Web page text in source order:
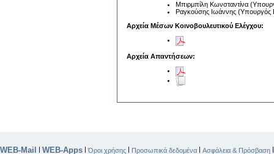
Μπιρμπίλη Κωνσταντίνα
Ραγκούσης Ιωάννης (Υπουργός
Αρχεία Μέσων Κοινοβουλευτικού Ελέγχου:
Αρχεία Απαντήσεων:
WEB-Mail WEB-Apps |Όροι χρήσης Προσωπικά δεδομένα Ασφάλεια & Πρόσβαση